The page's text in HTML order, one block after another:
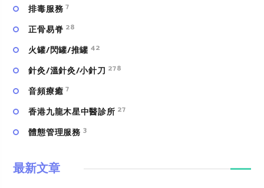
排毒服務 7
正骨易脊 28
火罐/閃罐/推罐 42
針灸/溫針灸/小針刀 278
⾳頻療癒 7
香港九龍木星中醫診所 27
體態管理服務 3
最新文章